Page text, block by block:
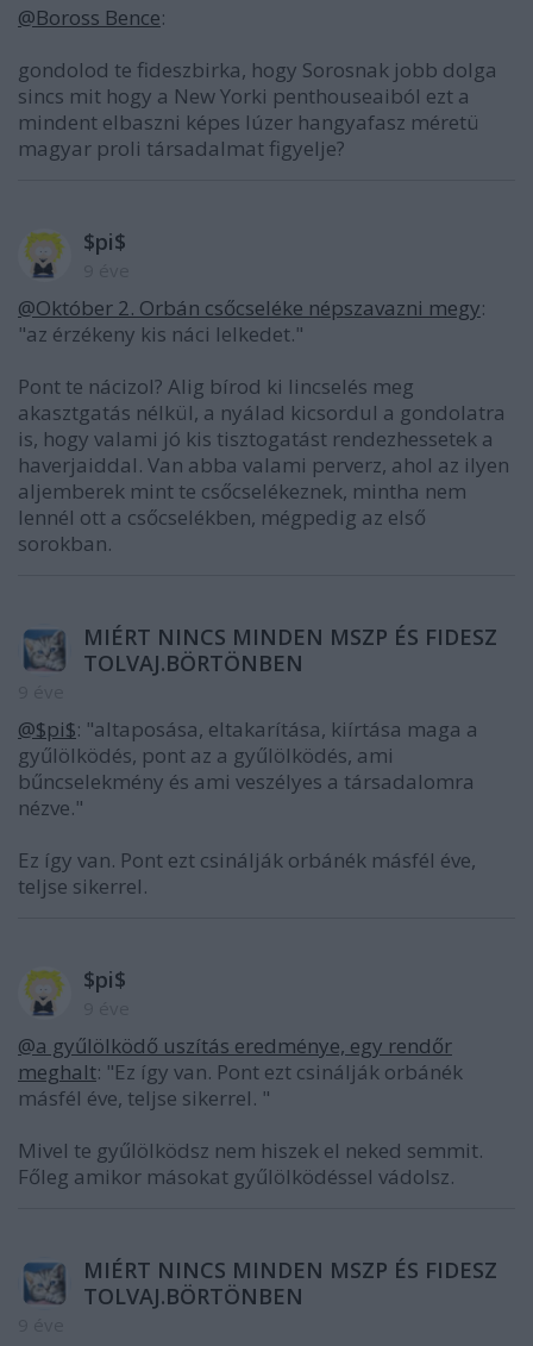
@Boross Bence:
gondolod te fideszbirka, hogy Sorosnak jobb dolga
sincs mit hogy a New Yorki penthouseaiból ezt a
mindent elbaszni képes lúzer hangyafasz méretü
magyar proli társadalmat figyelje?
$pi$
@Október 2. Orbán csőcseléke népszavazni megy:
"az érzékeny kis náci lelkedet."
Pont te nácizol? Alig bírod ki lincselés meg
akasztgatás nélkül, a nyálad kicsordul a gondolatra
is, hogy valami jó kis tisztogatást rendezhessetek a
haverjaiddal. Van abba valami perverz, ahol az ilyen
aljemberek mint te csőcselékeznek, mintha nem
lennél ott a csőcselékben, mégpedig az első
sorokban.
MIÉRT NINCS MINDEN MSZP ÉS FIDESZ
TOLVAJ.BÖRTÖNBEN
@$pi$: "altaposása, eltakarítása, kiírtása maga a
gyűlölködés, pont az a gyűlölködés, ami
bűncselekmény és ami veszélyes a társadalomra
nézve."
Ez így van. Pont ezt csinálják orbánék másfél éve,
teljse sikerrel.
$pi$
@a gyűlölködő uszítás eredménye, egy rendőr
meghalt: "Ez így van. Pont ezt csinálják orbánék
másfél éve, teljse sikerrel. "
Mivel te gyűlölködsz nem hiszek el neked semmit.
Főleg amikor másokat gyűlölködéssel vádolsz.
MIÉRT NINCS MINDEN MSZP ÉS FIDESZ
TOLVAJ.BÖRTÖNBEN